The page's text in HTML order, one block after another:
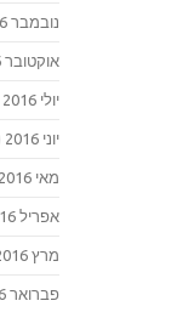
נובמבר 2016
אוקטובר 2016
יולי 2016
יוני 2016
מאי 2016
אפריל 2016
מרץ 2016
פברואר 2016